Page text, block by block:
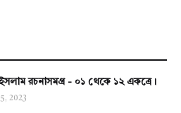
রচনাসমগ্র - ০১ থেকে ১২ একত্রে।
2023